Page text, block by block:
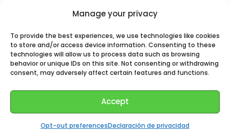
Manage your privacy
To provide the best experiences, we use technologies like cookies
to store and/or access device information. Consenting to these
technologies will allow us to process data such as browsing
behavior or unique IDs on this site. Not consenting or withdrawing
consent, may adversely affect certain features and functions.
Accept
Opt-out preferencesDeclaración de privacidad